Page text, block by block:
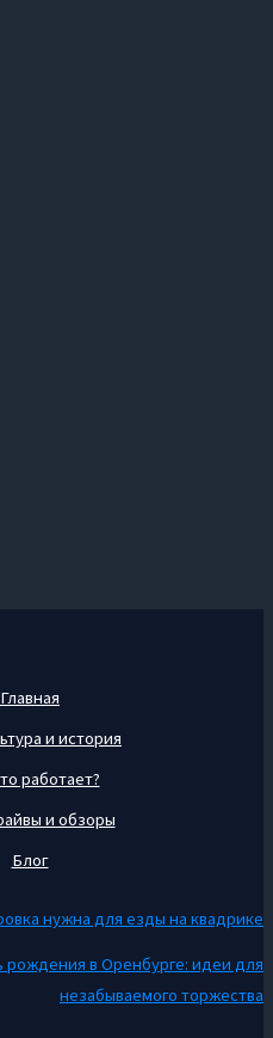
Главная
и история
работает?
и обзоры
Блог
нужна для езды на квадрике
рождения в Оренбурге: идеи для
незабываемого торжества